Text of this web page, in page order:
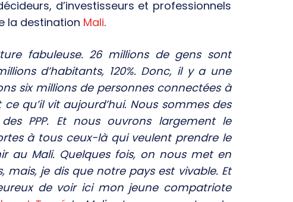
d’investisseurs et professionnels
la destination Mali.
fabuleuse. 26 millions de gens sont
d’habitants, 120%. Donc, il y a une
six millions de personnes connectées à
qu’il vit aujourd’hui. Nous sommes des
PPP. Et nous ouvrons largement le
à tous ceux-là qui veulent prendre le
au Mali. Quelques fois, on nous met en
je dis que notre pays est vivable. Et
de voir ici mon jeune compatriote